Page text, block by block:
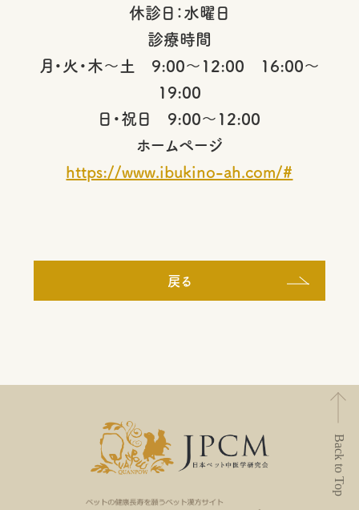
休診日：水曜日
診療時間
月・火・木～土 9:00～12:00 16:00～
19:00
日・祝日 9:00～12:00
ホームページ
https://www.ibukino-ah.com/#
戻る
Back to Top